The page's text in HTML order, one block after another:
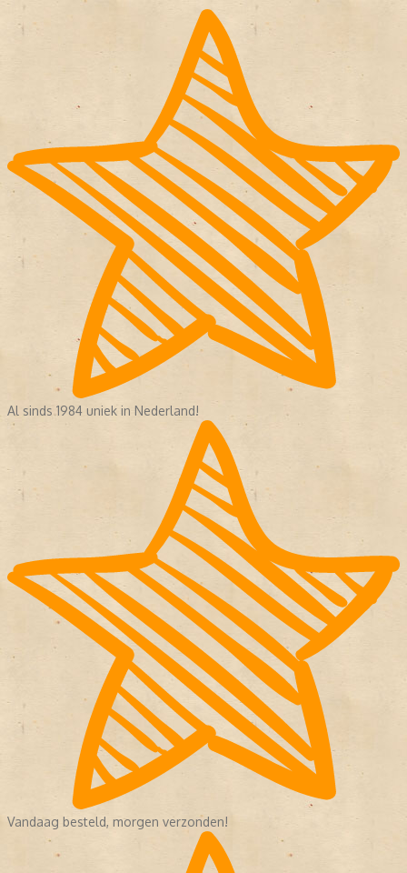
Al sinds 1984 uniek in Nederland!
Vandaag besteld, morgen verzonden!